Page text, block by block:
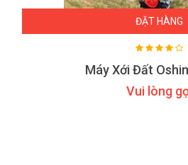
ĐẶT HÀNG
Máy Xới Đất
Vui lòng